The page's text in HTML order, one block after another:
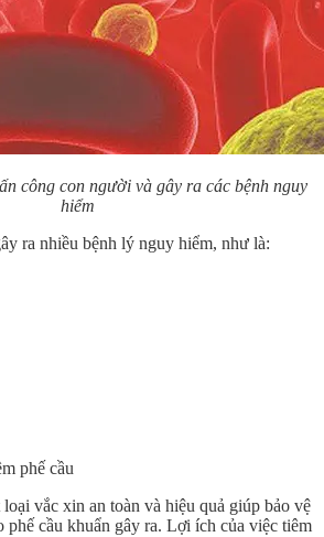
công con người và gây ra các bệnh nguy
hiểm
ra nhiều bệnh lý nguy hiểm, như là:
phế cầu
vắc xin an toàn và hiệu quả giúp bảo vệ
phế cầu khuẩn gây ra. Lợi ích của việc tiêm